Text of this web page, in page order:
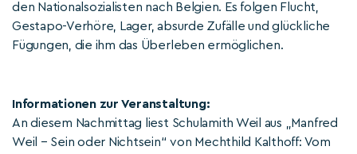
den Nationalsozialisten nach Belgien. Es folgen Flucht,
Gestapo-Verhöre, Lager, absurde Zufälle und glückliche
Fügungen, die ihm das Überleben ermöglichen.
Informationen zur Veranstaltung:
An diesem Nachmittag liest Schulamith Weil aus „Manfred
Weil – Sein oder Nichtsein“ von Mechthild Kalthoff: Vom